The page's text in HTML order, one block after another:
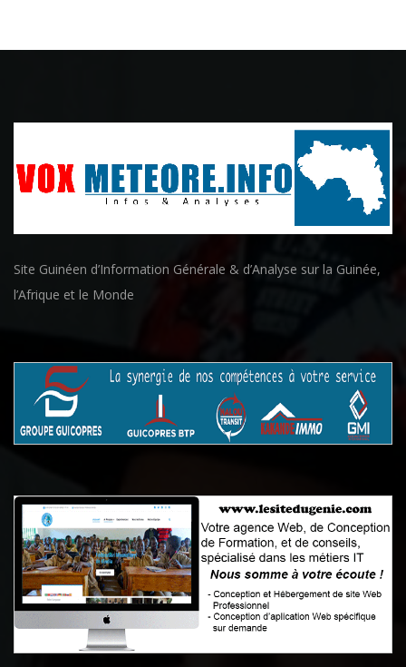
Site Guinéen d’Information Générale & d’Analyse sur la Guinée,
l’Afrique et le Monde